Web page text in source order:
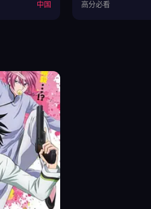
中国 高分必看